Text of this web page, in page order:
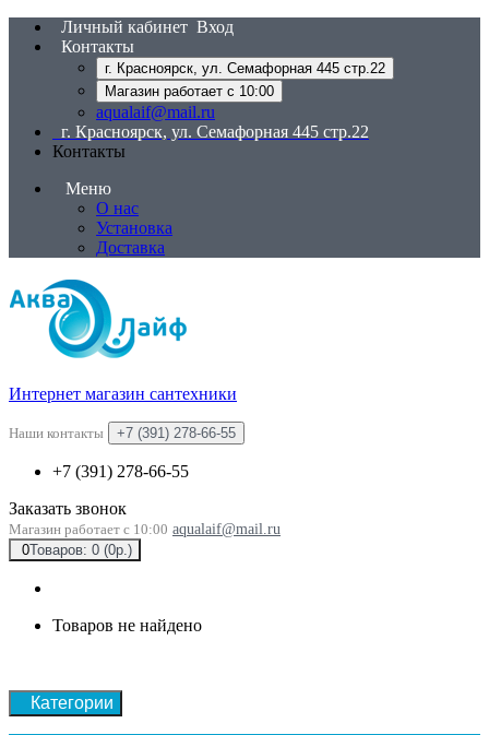
Личный кабинет Вход
Контакты
г. Красноярск, ул. Семафорная 445 стр.22
Магазин работает с 10:00
aqualaif@mail.ru
г. Красноярск, ул. Семафорная 445 стр.22
Контакты
Меню
О нас
Установка
Доставка
Интернет магазин сантехники
Наши контакты +7 (391) 278-66-55
+7 (391) 278-66-55
Заказать звонок
Магазин работает с 10:00 aqualaif@mail.ru
0Товаров: 0 (0р.)
Товаров не найдено
Категории